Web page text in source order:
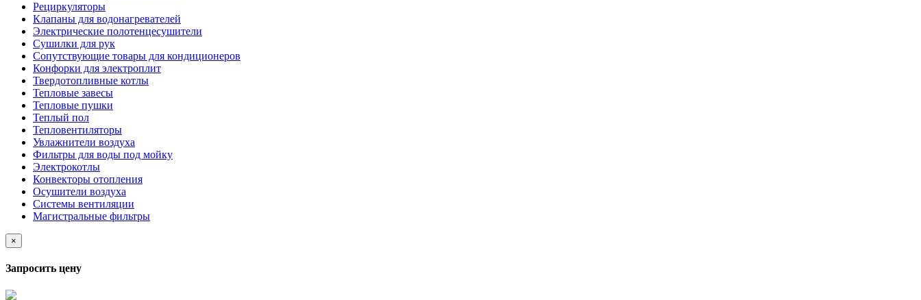
Рециркуляторы
Клапаны для водонагревателей
Электрические полотенцесушители
Сушилки для рук
Сопутствующие товары для кондиционеров
Конфорки для электроплит
Твердотопливные котлы
Тепловые завесы
Тепловые пушки
Теплый пол
Тепловентиляторы
Увлажнители воздуха
Фильтры для воды под мойку
Электрокотлы
Конвекторы отопления
Осушители воздуха
Системы вентиляции
Магистральные фильтры
×
Запросить цену